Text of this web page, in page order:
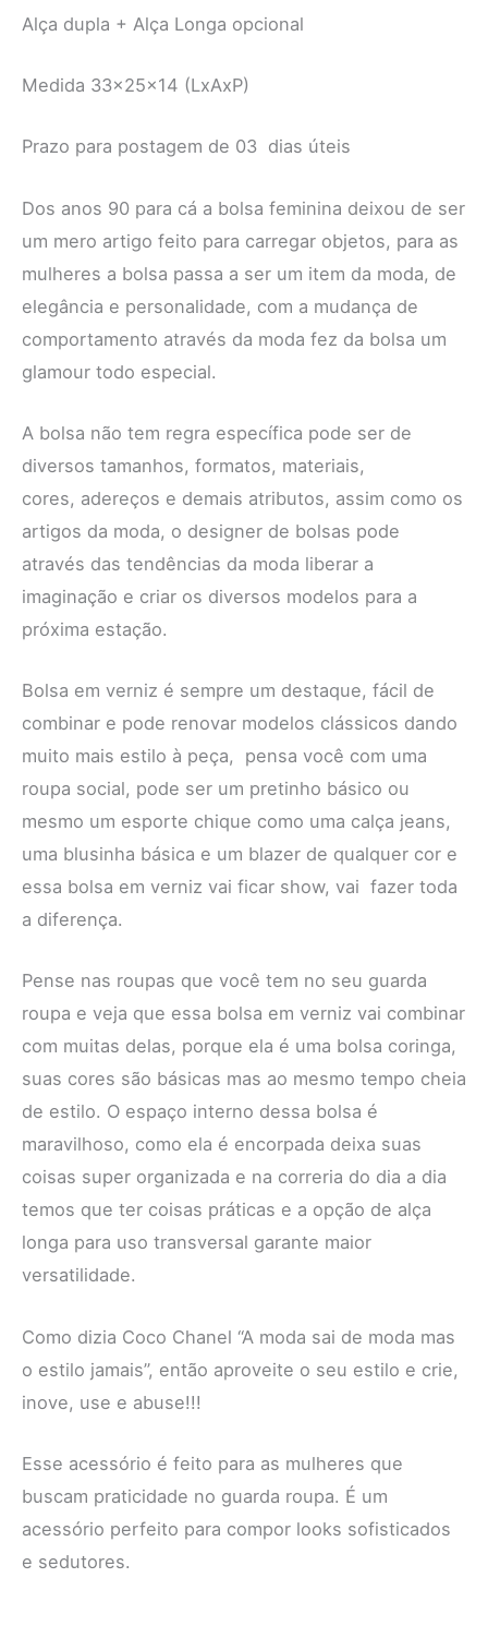
Alça dupla + Alça Longa opcional
Medida 33x25x14 (LxAxP)
Prazo para postagem de 03 dias úteis
Dos anos 90 para cá a bolsa feminina deixou de ser
um mero artigo feito para carregar objetos, para as
mulheres a bolsa passa a ser um item da moda, de
elegância e personalidade, com a mudança de
comportamento através da moda fez da bolsa um
glamour todo especial.
A bolsa não tem regra específica pode ser de
diversos tamanhos, formatos, materiais,
cores, adereços e demais atributos, assim como os
artigos da moda, o designer de bolsas pode
através das tendências da moda liberar a
imaginação e criar os diversos modelos para a
próxima estação.
Bolsa em verniz é sempre um destaque, fácil de
combinar e pode renovar modelos clássicos dando
muito mais estilo à peça, pensa você com uma
roupa social, pode ser um pretinho básico ou
mesmo um esporte chique como uma calça jeans,
uma blusinha básica e um blazer de qualquer cor e
essa bolsa em verniz vai ficar show, vai fazer toda
a diferença.
Pense nas roupas que você tem no seu guarda
roupa e veja que essa bolsa em verniz vai combinar
com muitas delas, porque ela é uma bolsa coringa,
suas cores são básicas mas ao mesmo tempo cheia
de estilo. O espaço interno dessa bolsa é
maravilhoso, como ela é encorpada deixa suas
coisas super organizada e na correria do dia a dia
temos que ter coisas práticas e a opção de alça
longa para uso transversal garante maior
versatilidade.
Como dizia Coco Chanel “A moda sai de moda mas
o estilo jamais”, então aproveite o seu estilo e crie,
inove, use e abuse!!!
Esse acessório é feito para as mulheres que
buscam praticidade no guarda roupa. É um
acessório perfeito para compor looks sofisticados
e sedutores.